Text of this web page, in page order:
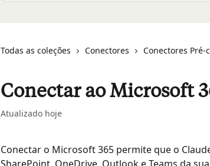
Todas as coleções Conectores Conectores
Conectar ao Microsoft
Atualizado hoje
Conectar o Microsoft 365 permite que o